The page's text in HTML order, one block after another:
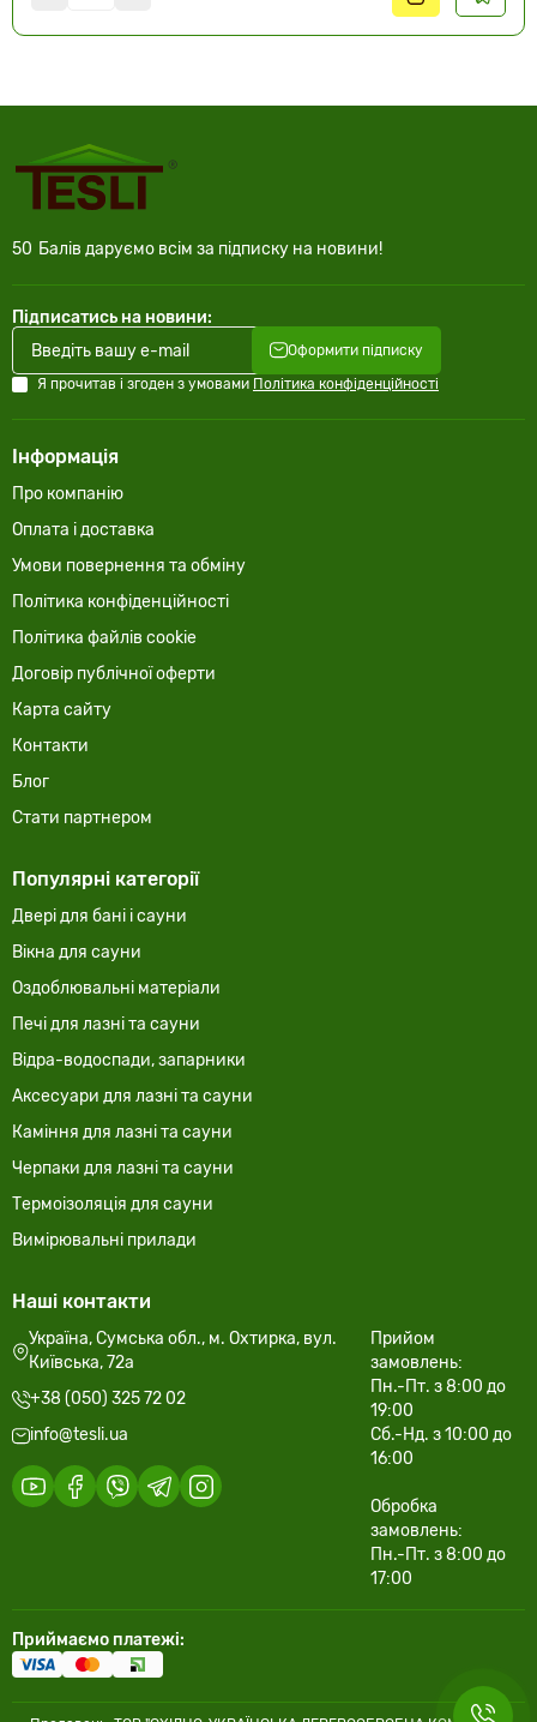
50 Балів даруємо всім за підписку на новини!
Підписатись на новини:
Оформити підписку
Я прочитав і згоден з умовами Політика конфіденційності
Інформація
Про компанію
Оплата і доставка
Умови повернення та обміну
Політика конфіденційності
Політика файлів cookie
Договір публічної оферти
Карта сайту
Контакти
Блог
Стати партнером
Популярні категорії
Двері для бані і сауни
Вікна для сауни
Оздоблювальні матеріали
Печі для лазні та сауни
Відра-водоспади, запарники
Аксесуари для лазні та сауни
Каміння для лазні та сауни
Черпаки для лазні та сауни
Термоізоляція для сауни
Вимірювальні прилади
Наші контакти
Україна, Сумська обл., м. Охтирка, вул.
Київська, 72а
+38 (050) 325 72 02
info@tesli.ua
Прийом
замовлень:
Пн.-Пт. з 8:00 до
19:00
Сб.-Нд. з 10:00 до
16:00
Обробка
замовлень:
Пн.-Пт. з 8:00 до
17:00
Приймаємо платежі: